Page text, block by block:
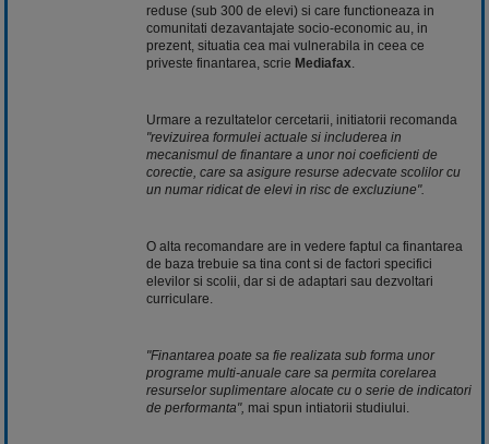
reduse (sub 300 de elevi) si care functioneaza in
comunitati dezavantajate socio-economic au, in
prezent, situatia cea mai vulnerabila in ceea ce
priveste finantarea, scrie Mediafax
Urmare a rezultatelor cercetarii, initiatorii recomanda
"revizuirea formulei actuale si includerea in
mecanismul de finantare a unor noi coeficienti de
corectie, care sa asigure resurse adecvate scolilor cu
un numar ridicat de elevi in risc de excluziune".
O alta recomandare are in vedere faptul ca finantarea
de baza trebuie sa tina cont si de factori specifici
elevilor si scolii, dar si de adaptari sau dezvoltari
curriculare.
"Finantarea poate sa fie realizata sub forma unor
programe multi-anuale care sa permita corelarea
resurselor suplimentare alocate cu o serie de indicatori
de performanta", mai spun intiatorii studiului.